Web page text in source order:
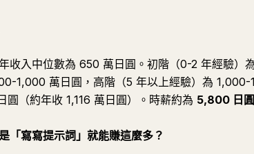
收入中位數為 650 萬日圓。初階（0-2 年經驗
1,000 萬日圓，高階（5 年以上經驗）為
圓（約年收 1,116 萬日圓）。時薪約為 5,800 日圓
「寫寫提示詞」就能賺這麼多？